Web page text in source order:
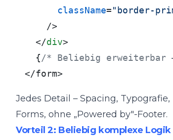
className="border-
    />
</div>
  {
/* Beliebig erweiterbar
</form>
Jedes Detail – Spacing,
Forms, ohne „Powered by"-Footer.
Vorteil 2: Beliebig komplexe Logik